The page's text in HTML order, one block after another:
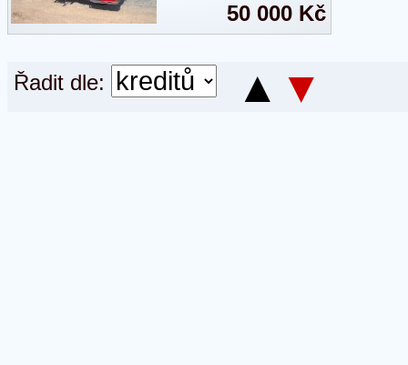
50 000 Kč
Řadit dle: ▲ ▼